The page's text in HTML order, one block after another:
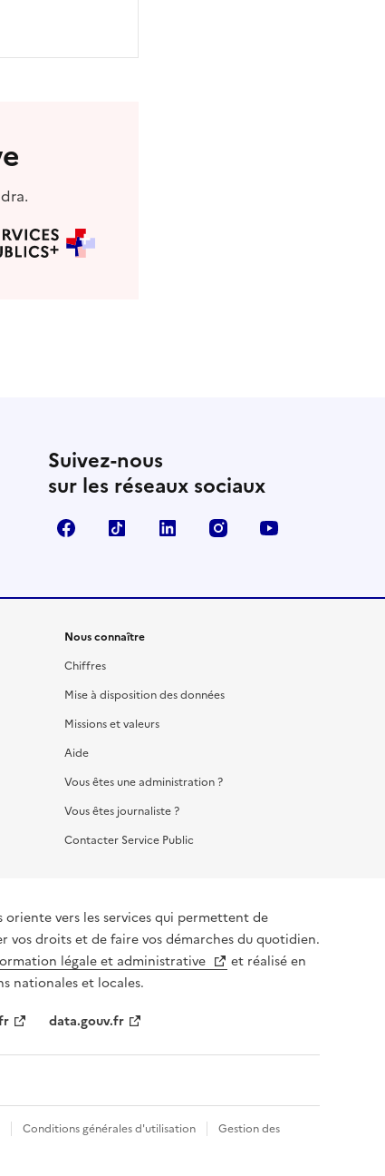
Suivez-nous
sur les réseaux sociaux
FacebookTikTok LinkedIn Instagram
Nous connaître
Chiffres
Mise à disposition des données
Missions et valeurs
Aide
Vous êtes une administration ?
Vous êtes journaliste ?
Contacter Service Public
oriente vers les services qui permettent de
vos droits et de faire vos démarches du quotidien.
légale et administrative
et réalisé en
nationales et locales.
data.gouv.fr
Conditions générales d'utilisation
Gestion des